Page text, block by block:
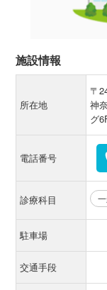
施設情報
所在地
〒
神
グ
電話番号
診療科目
駐車場
交通手段